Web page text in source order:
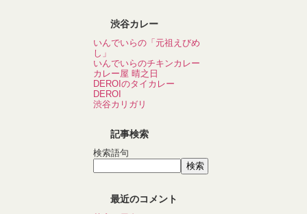
渋谷カレー
いんでいらの「元祖えびめ
し」
いんでいらのチキンカレー
カレー屋 晴之日
DEROIのタイカレー
DEROI
渋谷カリガリ
記事検索
検索語句
最近のコメント